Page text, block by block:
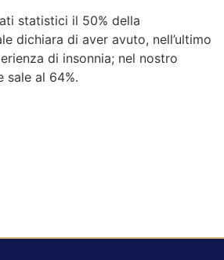
statistici il 50% della
dichiara di aver avuto, nell’ultimo
di insonnia; nel nostro
sale al 64%.